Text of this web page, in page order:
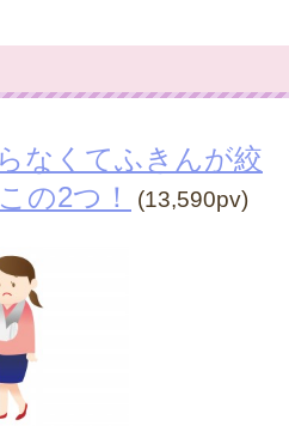
なくてふきんが絞
の2つ！
(13,590pv)